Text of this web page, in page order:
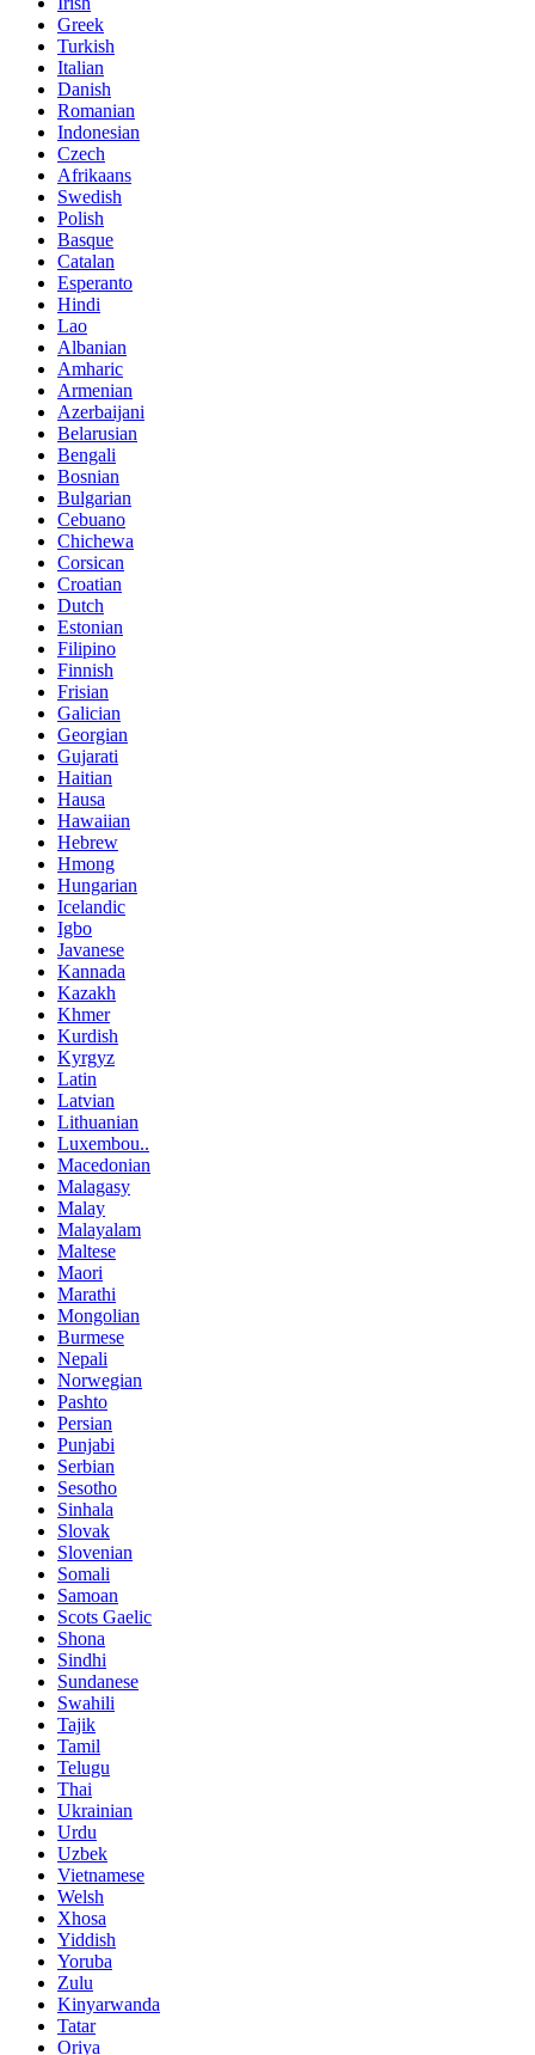
Greek
Turkish
Italian
Danish
Romanian
Indonesian
Czech
Afrikaans
Swedish
Polish
Basque
Catalan
Esperanto
Hindi
Lao
Albanian
Amharic
Armenian
Azerbaijani
Belarusian
Bengali
Bosnian
Bulgarian
Cebuano
Chichewa
Corsican
Croatian
Dutch
Estonian
Filipino
Finnish
Frisian
Galician
Georgian
Gujarati
Haitian
Hausa
Hawaiian
Hebrew
Hmong
Hungarian
Icelandic
Igbo
Javanese
Kannada
Kazakh
Khmer
Kurdish
Kyrgyz
Latin
Latvian
Lithuanian
Luxembou..
Macedonian
Malagasy
Malay
Malayalam
Maltese
Maori
Marathi
Mongolian
Burmese
Nepali
Norwegian
Pashto
Persian
Punjabi
Serbian
Sesotho
Sinhala
Slovak
Slovenian
Somali
Samoan
Scots Gaelic
Shona
Sindhi
Sundanese
Swahili
Tajik
Tamil
Telugu
Thai
Ukrainian
Urdu
Uzbek
Vietnamese
Welsh
Xhosa
Yiddish
Yoruba
Zulu
Kinyarwanda
Tatar
Oriya